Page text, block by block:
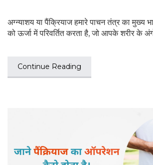
अग्न्याशय या पैंक्रियाज हमारे पाचन तंत्र का मुख्य
को ऊर्जा में परिवर्तित करता है, जो आपके शरीर के
Continue Reading